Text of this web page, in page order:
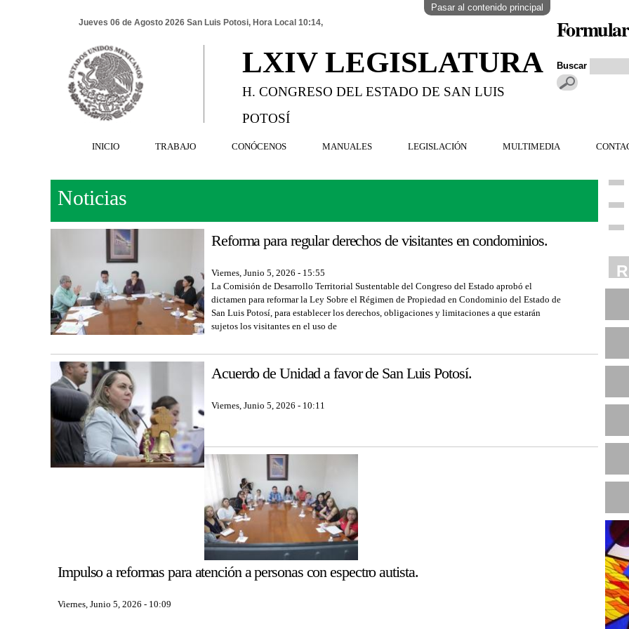
Pasar al contenido principal
Jueves 06 de Agosto 2026 San Luis Potosi, Hora Local 10:14,
Buscar
LXIV LEGISLATURA
H. CONGRESO DEL ESTADO DE SAN LUIS
POTOSÍ
INICIO TRABAJO CONÓCENOS MANUALES LEGISLACIÓN MULTIMEDIA
Noticias
Reforma para regular derechos de visitantes en condominios.
Viernes, Junio 5, 2026 - 15:55
La Comisión de Desarrollo Territorial Sustentable del Congreso del Estado aprobó el
dictamen para reformar la Ley Sobre el Régimen de Propiedad en Condominio del Estado de
San Luis Potosí, para establecer los derechos, obligaciones y limitaciones a que estarán
sujetos los visitantes en el uso de
Acuerdo de Unidad a favor de San Luis Potosí.
Viernes, Junio 5, 2026 - 10:11
Impulso a reformas para atención a personas con espectro autista.
Viernes, Junio 5, 2026 - 10:09
R
N